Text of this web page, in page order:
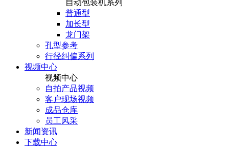
自动包装机系列
普通型
加长型
龙门架
孔型参考
行径纠偏系列
视频中心
视频中心
自拍产品视频
客户现场视频
成品仓库
员工风采
新闻资讯
下载中心